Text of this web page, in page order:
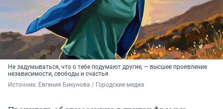
Не задумываться, что о тебе подумают другие, — высшее проявление
независимости, свободы и счастья
Источник: Евгения Бикунова / Городские медиа